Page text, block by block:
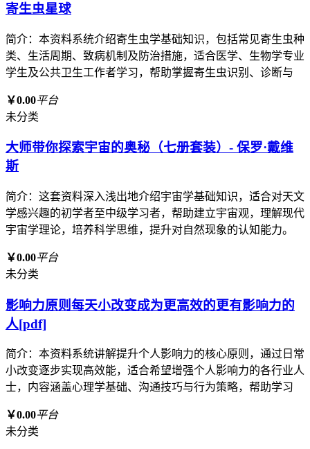
寄生虫星球
简介：本资料系统介绍寄生虫学基础知识，包括常见寄生虫种
类、生活周期、致病机制及防治措施，适合医学、生物学专业
学生及公共卫生工作者学习，帮助掌握寄生虫识别、诊断与
￥0.00平台
未分类
大师带你探索宇宙的奥秘（七册套装）- 保罗·戴维
斯
简介：这套资料深入浅出地介绍宇宙学基础知识，适合对天文
学感兴趣的初学者至中级学习者，帮助建立宇宙观，理解现代
宇宙学理论，培养科学思维，提升对自然现象的认知能力。
￥0.00平台
未分类
影响力原则每天小改变成为更高效的更有影响力的
人[pdf]
简介：本资料系统讲解提升个人影响力的核心原则，通过日常
小改变逐步实现高效能，适合希望增强个人影响力的各行业人
士，内容涵盖心理学基础、沟通技巧与行为策略，帮助学习
￥0.00平台
未分类